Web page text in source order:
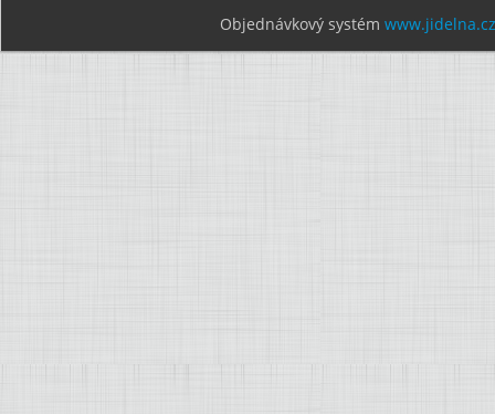
Objednávkový systém www.jidelna.cz